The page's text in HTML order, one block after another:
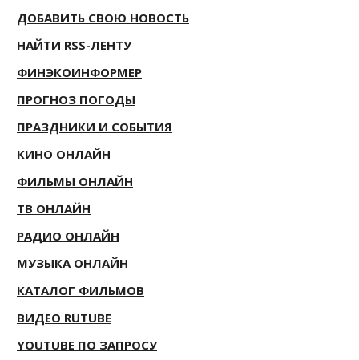
ДОБАВИТЬ СВОЮ НОВОСТЬ
НАЙТИ RSS-ЛЕНТУ
ФИНЭКОИНФОРМЕР
ПРОГНОЗ ПОГОДЫ
ПРАЗДНИКИ И СОБЫТИЯ
КИНО ОНЛАЙН
ФИЛЬМЫ ОНЛАЙН
ТВ ОНЛАЙН
РАДИО ОНЛАЙН
МУЗЫКА ОНЛАЙН
КАТАЛОГ ФИЛЬМОВ
ВИДЕО RUTUBE
YOUTUBE ПО ЗАПРОСУ